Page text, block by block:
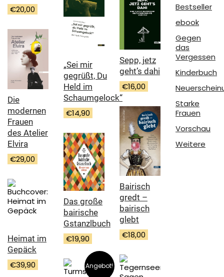
€20,00
Sepp, jetz
geht’s dahi
€16,00
„Sei mir
gegrüßt, Du
Held im
Schaumgelock“
€14,90
Die
modernen
Frauen
des Atelier
Elvira
€29,00
Bairisch
gredt –
bairisch
glebt
€18,00
Das große
bairische
Gstanzlbuch
€19,90
Heimat im
Gepäck
€39,90 Angebot!
Bestseller
ebook
Gegen
das
Vergessen
Kinderbuch
Starke
Frauen
Vorschau
Weitere